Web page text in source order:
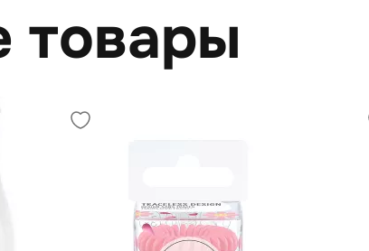
товары